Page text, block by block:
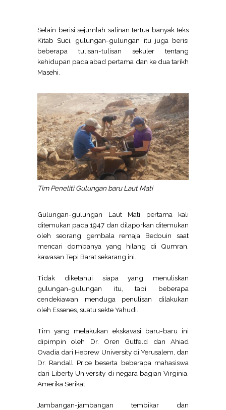
Selain berisi sejumlah salinan tertua banyak teks
Kitab Suci, gulungan-gulungan itu juga berisi
beberapa tulisan-tulisan sekuler tentang
kehidupan pada abad pertama dan ke dua tarikh
Masehi.
Tim Peneliti Gulungan baru Laut Mati
Gulungan-gulungan Laut Mati pertama kali
ditemukan pada 1947 dan dilaporkan ditemukan
oleh seorang gembala remaja Bedouin saat
mencari dombanya yang hilang di Qumran,
kawasan Tepi Barat sekarang ini.
Tidak diketahui siapa yang menuliskan
gulungan-gulungan itu, tapi beberapa
cendekiawan menduga penulisan dilakukan
oleh Essenes, suatu sekte Yahudi.
Tim yang melakukan ekskavasi baru-baru ini
dipimpin oleh Dr. Oren Gutfeld dan Ahiad
Ovadia dari Hebrew University di Yerusalem, dan
Dr. Randall Price beserta beberapa mahasiswa
dari Liberty University di negara bagian Virginia,
Amerika Serikat.
Jambangan-jambangan tembikar dan